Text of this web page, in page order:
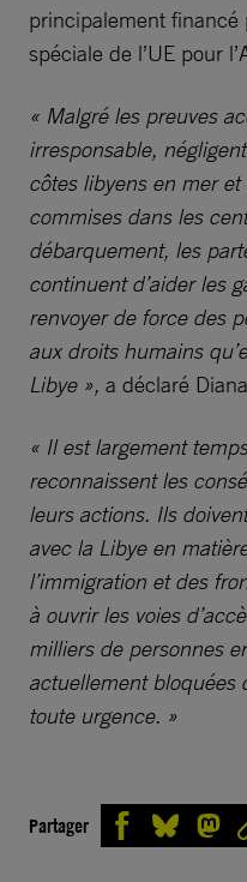
principalement financé
spéciale de l’UE pour
« Malgré les preuves
irresponsable,
côtes libyens en mer
commises dans les
débarquement, les
continuent d’aider les
renvoyer de force des
aux droits humains
Libye », a déclaré
« Il est largement
reconnaissent les
leurs actions. Ils
avec la Libye en
l’immigration et des
à ouvrir les voies
milliers de personnes
actuellement bloquées
toute urgence. »
Partager